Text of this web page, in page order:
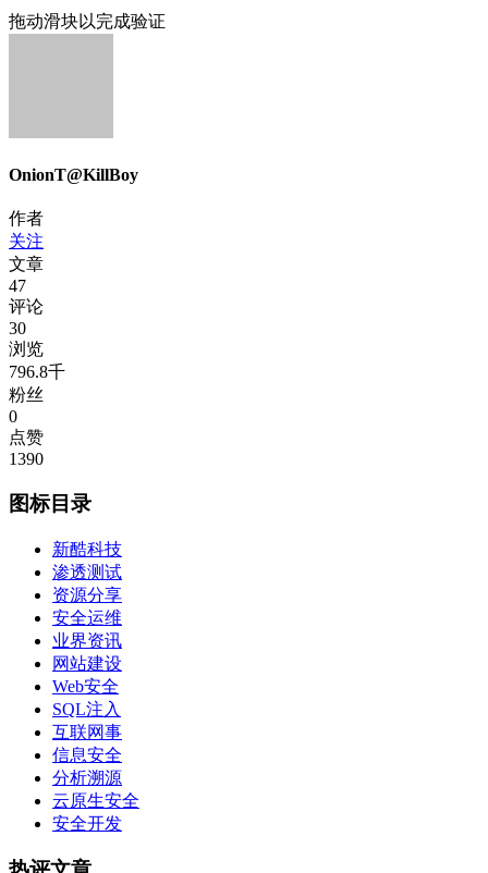
拖动滑块以完成验证
OnionT@KillBoy
作者
关注
文章
47
评论
30
浏览
796.8千
粉丝
0
点赞
1390
图标目录
新酷科技
渗透测试
资源分享
安全运维
业界资讯
网站建设
Web安全
SQL注入
互联网事
信息安全
分析溯源
云原生安全
安全开发